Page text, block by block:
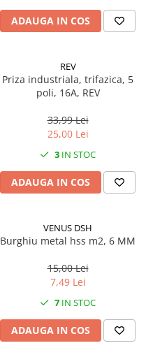
ADAUGA IN COS
REV
Priza industriala, trifazica, 5
poli, 16A, REV
33,99 Lei
25,00 Lei
3 IN STOC
ADAUGA IN COS
VENUS DSH
Burghiu metal hss m2, 6 MM
15,00 Lei
7,49 Lei
7 IN STOC
ADAUGA IN COS